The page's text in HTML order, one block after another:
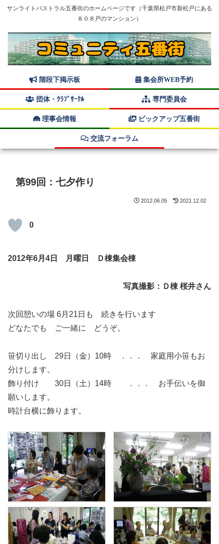
サンライトパストラル五番街のホームページです（千葉県松戸市新松戸にある
８０８戸のマンション）
階段下掲示板 集会所WEB予約
団体・ｸﾗﾌﾞｻｰｸﾙ 専門委員会
理事会情報 ピックアップ五番街
交流フォーラム
第99回：七夕作り
2012.06.05 2021.12.02
0
2012年6月4日 月曜日 Ｄ棟集会棟
写真撮影：Ｄ棟 桜井さん
次回憩いの場 6月21日も 続きを行います
どなたでも ご一緒に どうぞ。
笹切り出し 29日（金）10時 ．．． 家庭用小笹もお
分けします。
飾り付け 30日（土）14時 ．．． お手伝いを御
願いします。
時計台横に飾ります。